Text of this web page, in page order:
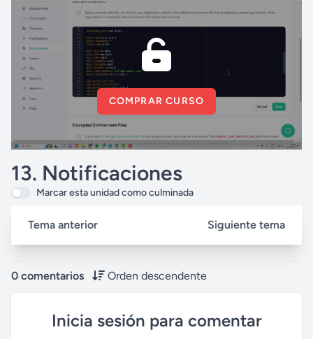
COMPRAR CURSO
13. Notificaciones
Marcar esta unidad como culminada
Tema anterior Siguiente tema
0 comentarios Orden descendente
Inicia sesión para comentar